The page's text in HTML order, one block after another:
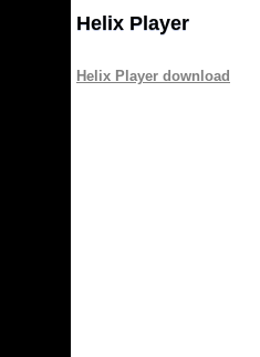
Helix Player
Helix Player download